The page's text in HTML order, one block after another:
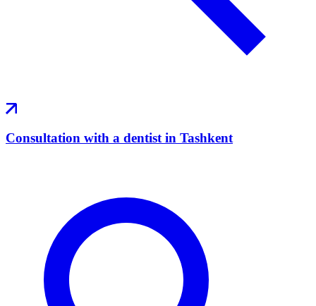
Consultation with a dentist in Tashkent